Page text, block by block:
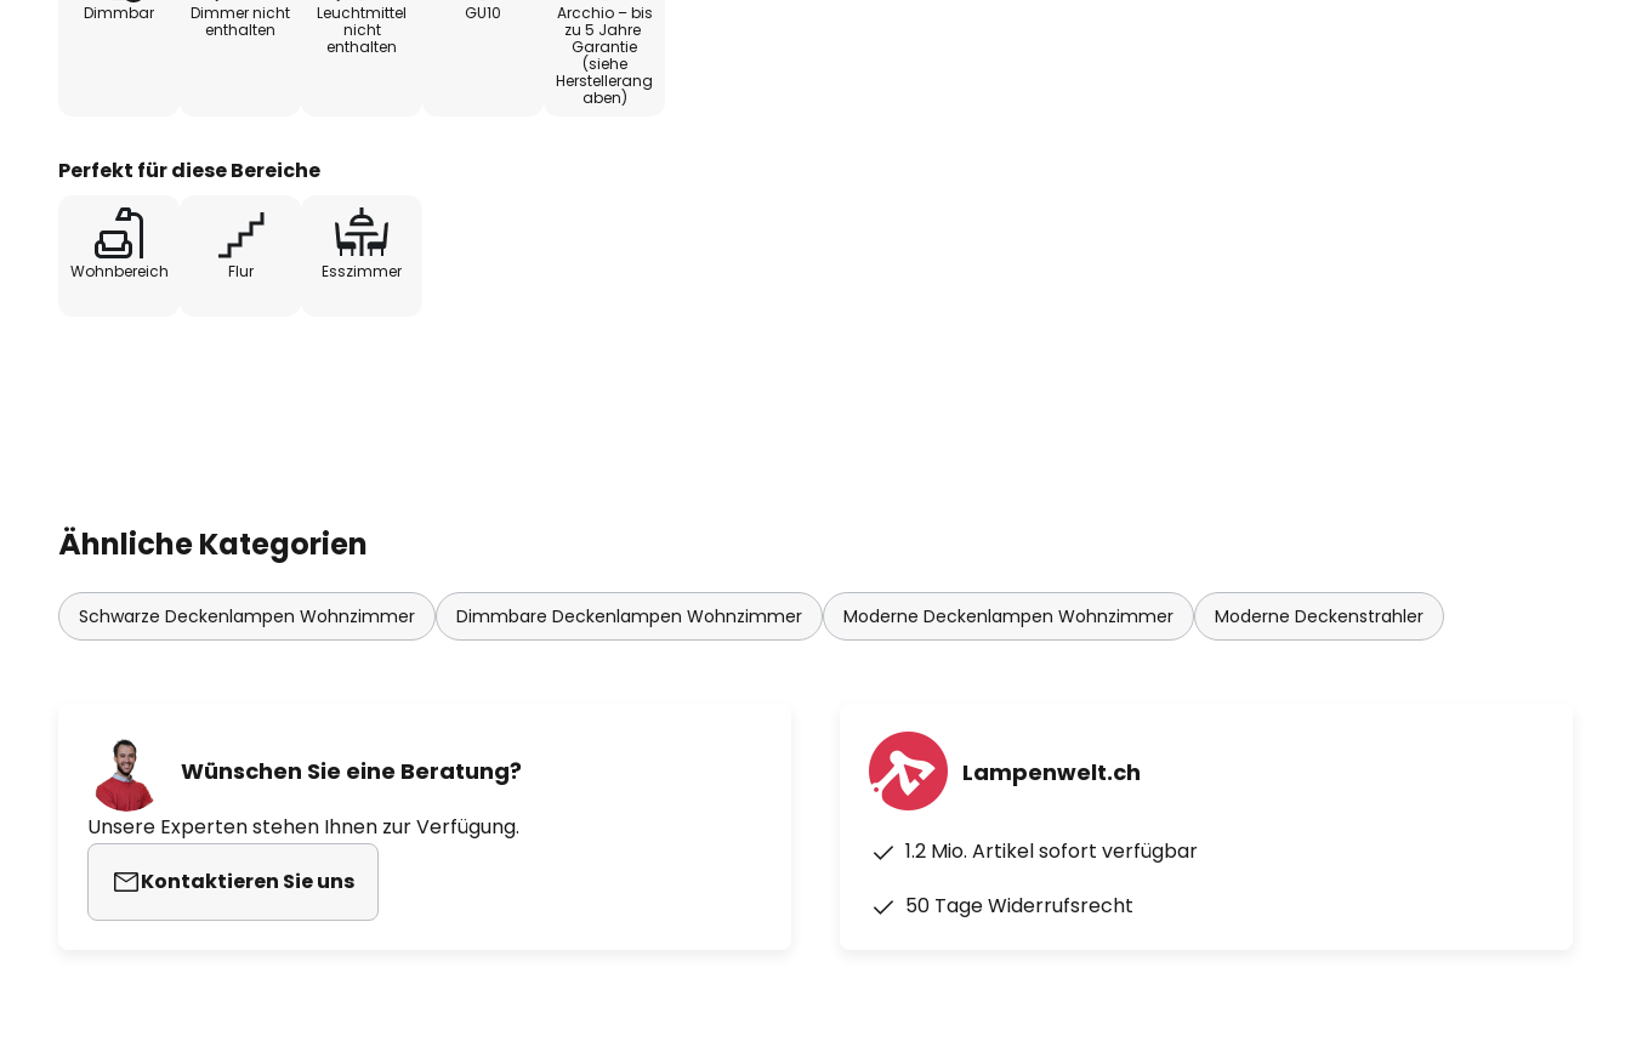
Dimmbar
Dimmer nicht
enthalten
Leuchtmittel
nicht
enthalten
GU10
Arcchio – bis
zu 5 Jahre
Garantie
(siehe
Herstellerang
aben)
Perfekt für diese Bereiche
Wohnbereich Flur Esszimmer
Ähnliche Kategorien
Schwarze Deckenlampen Wohnzimmer Dimmbare Deckenlampen Wohnzimmer Moderne Deckenlampen Wohnzimmer Moderne Deckenstrahler
Wünschen Sie eine Beratung?
Unsere Experten stehen Ihnen zur Verfügung.
Kontaktieren Sie uns
Lampenwelt.ch
1.2 Mio. Artikel sofort verfügbar
50 Tage Widerrufsrecht